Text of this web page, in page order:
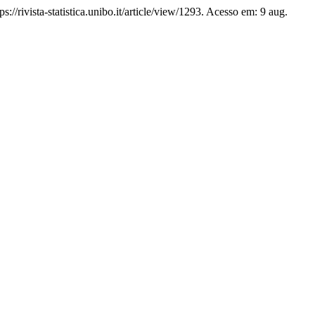
rivista-statistica.unibo.it/article/view/1293. Acesso em: 9 aug.